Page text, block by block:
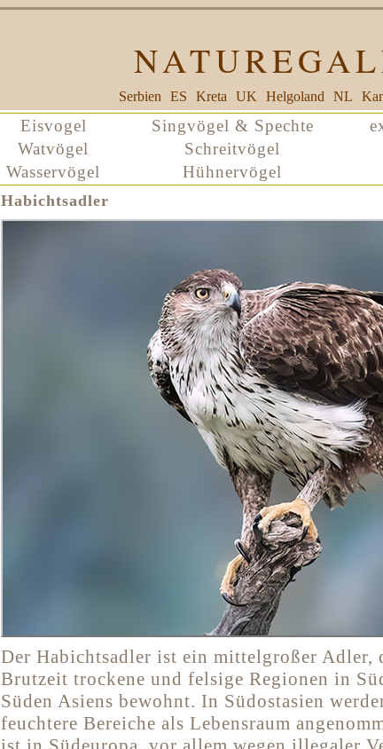
Serbien ES Kreta UK Helgoland NL
Eisvogel Singvögel & Spechte
Watvögel
Schreitvögel
Wasservögel
Hühnervögel
Habichtsadler
Der Habichtsadler ist ein mittelgroßer Adler,
Brutzeit trockene und felsige Regionen in
Süden Asiens bewohnt. In Südostasien
feuchtere Bereiche als Lebensraum